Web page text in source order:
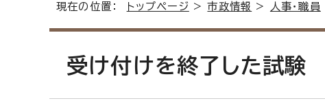
現在の位置： トップページ >市政情報 > 人事・職員
受け付けを終了した試験